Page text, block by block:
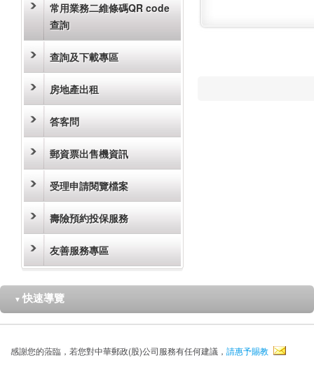
常用業務二維條碼QR code
查詢
查詢及下載專區
房地產出租
答客問
郵資票出售機資訊
受理申請閱覽檔案
壽險預約投保服務
友善服務專區
▼ 快速導覽
感謝您的蒞臨，若您對中華郵政(股)公司服務有任何建議， 請惠予賜教